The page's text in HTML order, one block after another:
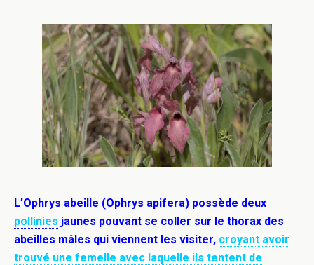
L’Ophrys abeille (Ophrys apifera) possède deux
pollinies jaunes pouvant se coller sur le thorax des
abeilles mâles qui viennent les visiter, croyant avoir
trouvé une femelle avec laquelle ils tentent de